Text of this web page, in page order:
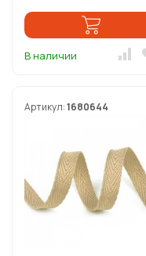
В наличии
Артикул:1680644